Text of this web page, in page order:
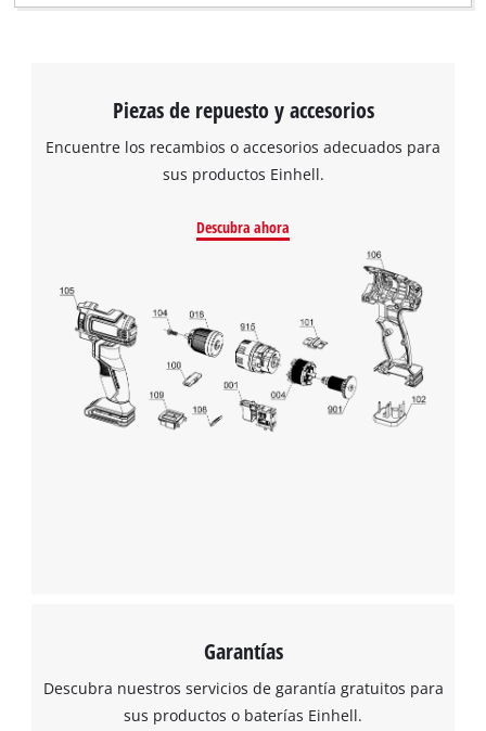
visitor. The website owner needs to setup
the site with their CMP to add this content
to the list of technologies used.
Powered byUsercentrics Consent
Piezas de repuesto y accesorios
Encuentre los recambios o accesorios adecuados para
sus productos Einhell.
Descubra ahora
Garantías
Descubra nuestros servicios de garantía gratuitos para
sus productos o baterías Einhell.